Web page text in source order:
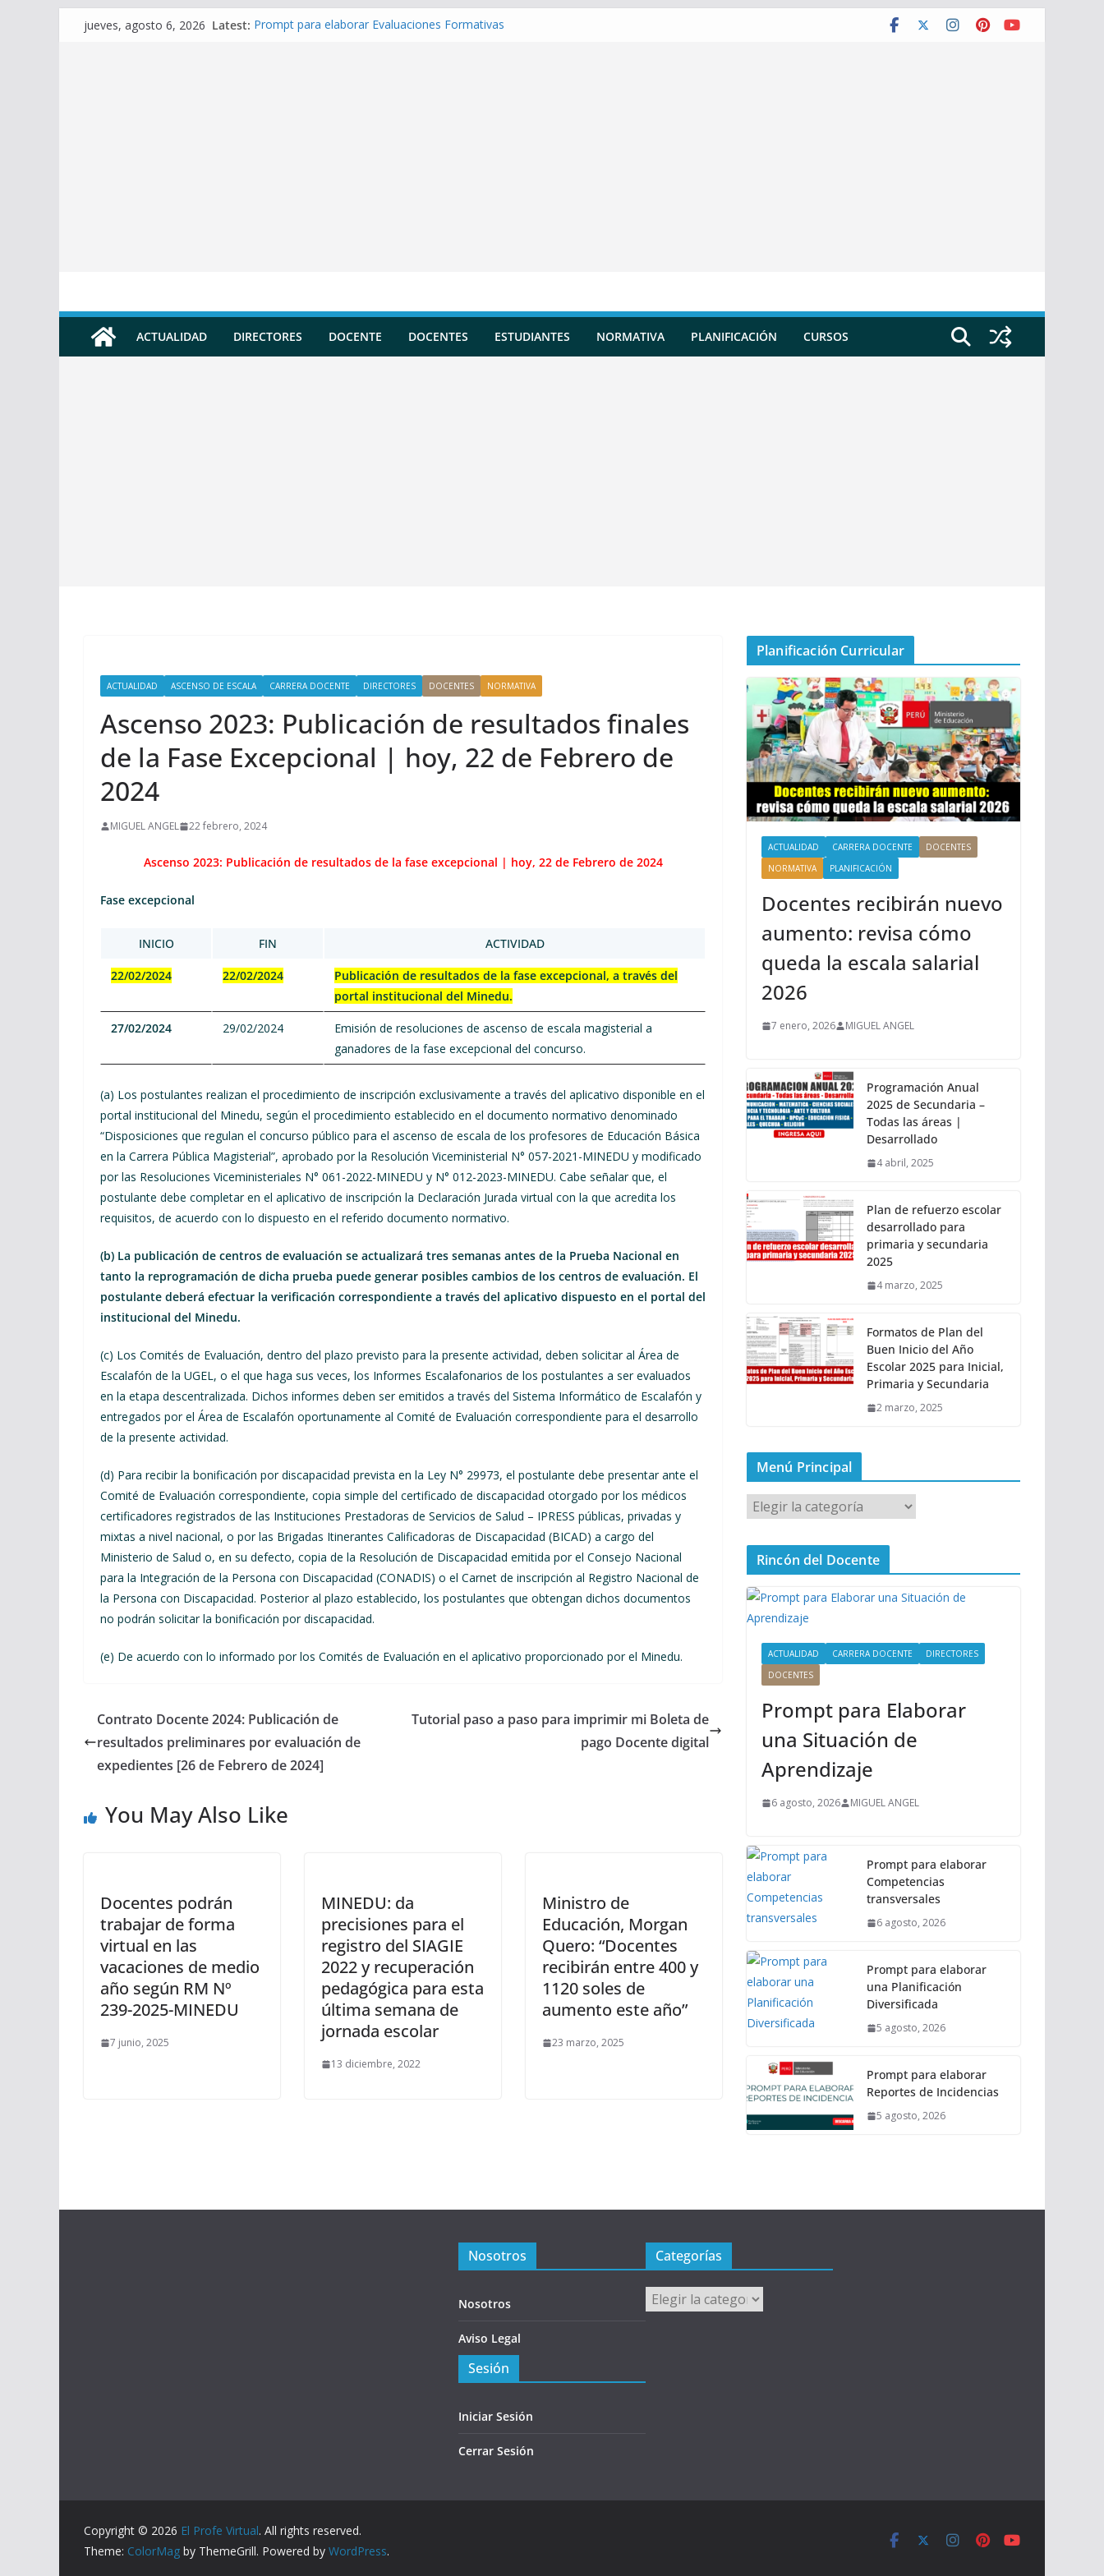
jueves, agosto 6, 2026 Latest: Prompt para elaborar Evaluaciones Formativas
ACTUALIDAD DIRECTORES DOCENTE DOCENTES ESTUDIANTES NORMATIVA PLANIFICACIÓN CURSOS
ACTUALIDAD ASCENSO DE ESCALA CARRERA DOCENTE DIRECTORES DOCENTES NORMATIVA
Ascenso 2023: Publicación de resultados finales
de la Fase Excepcional | hoy, 22 de Febrero de
2024
MIGUEL ANGEL 22 febrero, 2024
Ascenso 2023: Publicación de resultados de la fase excepcional | hoy, 22 de Febrero de 2024
Fase excepcional
INICIO FIN ACTIVIDAD
22/02/2024 22/02/2024
Publicación de resultados de la fase excepcional, a través del
portal institucional del Minedu.
27/02/2024 29/02/2024
Emisión de resoluciones de ascenso de escala magisterial a
ganadores de la fase excepcional del concurso.
(a) Los postulantes realizan el procedimiento de inscripción exclusivamente a través del aplicativo disponible en el
portal institucional del Minedu, según el procedimiento establecido en el documento normativo denominado
“Disposiciones que regulan el concurso público para el ascenso de escala de los profesores de Educación Básica
en la Carrera Pública Magisterial”, aprobado por la Resolución Viceministerial N° 057-2021-MINEDU y modificado
por las Resoluciones Viceministeriales N° 061-2022-MINEDU y N° 012-2023-MINEDU. Cabe señalar que, el
postulante debe completar en el aplicativo de inscripción la Declaración Jurada virtual con la que acredita los
requisitos, de acuerdo con lo dispuesto en el referido documento normativo.
(b) La publicación de centros de evaluación se actualizará tres semanas antes de la Prueba Nacional en
tanto la reprogramación de dicha prueba puede generar posibles cambios de los centros de evaluación. El
postulante deberá efectuar la verificación correspondiente a través del aplicativo dispuesto en el portal del
institucional del Minedu.
(c) Los Comités de Evaluación, dentro del plazo previsto para la presente actividad, deben solicitar al Área de
Escalafón de la UGEL, o el que haga sus veces, los Informes Escalafonarios de los postulantes a ser evaluados
en la etapa descentralizada. Dichos informes deben ser emitidos a través del Sistema Informático de Escalafón y
entregados por el Área de Escalafón oportunamente al Comité de Evaluación correspondiente para el desarrollo
de la presente actividad.
(d) Para recibir la bonificación por discapacidad prevista en la Ley N° 29973, el postulante debe presentar ante el
Comité de Evaluación correspondiente, copia simple del certificado de discapacidad otorgado por los médicos
certificadores registrados de las Instituciones Prestadoras de Servicios de Salud – IPRESS públicas, privadas y
mixtas a nivel nacional, o por las Brigadas Itinerantes Calificadoras de Discapacidad (BICAD) a cargo del
Ministerio de Salud o, en su defecto, copia de la Resolución de Discapacidad emitida por el Consejo Nacional
para la Integración de la Persona con Discapacidad (CONADIS) o el Carnet de inscripción al Registro Nacional de
la Persona con Discapacidad. Posterior al plazo establecido, los postulantes que obtengan dichos documentos
no podrán solicitar la bonificación por discapacidad.
(e) De acuerdo con lo informado por los Comités de Evaluación en el aplicativo proporcionado por el Minedu.
Contrato Docente 2024: Publicación de
resultados preliminares por evaluación de
expedientes [26 de Febrero de 2024]
Tutorial paso a paso para imprimir mi Boleta de
pago Docente digital
You May Also Like
Docentes podrán
trabajar de forma
virtual en las
vacaciones de medio
año según RM Nº
239-2025-MINEDU
7 junio, 2025
MINEDU: da
precisiones para el
registro del SIAGIE
2022 y recuperación
pedagógica para esta
última semana de
jornada escolar
13 diciembre, 2022
Ministro de
Educación, Morgan
Quero: “Docentes
recibirán entre 400 y
1120 soles de
aumento este año”
23 marzo, 2025
Planificación Curricular
ACTUALIDAD CARRERA DOCENTE
DOCENTES
NORMATIVA
PLANIFICACIÓN
Docentes recibirán nuevo
aumento: revisa cómo
queda la escala salarial
2026
7 enero, 2026 MIGUEL ANGEL
Programación Anual
2025 de Secundaria –
Todas las áreas |
Desarrollado
4 abril, 2025
Plan de refuerzo escolar
desarrollado para
primaria y secundaria
2025
4 marzo, 2025
Formatos de Plan del
Buen Inicio del Año
Escolar 2025 para Inicial,
Primaria y Secundaria
2 marzo, 2025
Menú Principal
M
e
n
P
i
Rincón del Docente
ACTUALIDAD CARRERA DOCENTE
DIRECTORES
DOCENTES
Prompt para Elaborar
una Situación de
Aprendizaje
6 agosto, 2026 MIGUEL ANGEL
Prompt para elaborar
Competencias
transversales
6 agosto, 2026
Prompt para elaborar
una Planificación
Diversificada
5 agosto, 2026
Prompt para elaborar
Reportes de Incidencias
5 agosto, 2026
Nosotros
Nosotros
Aviso Legal
Sesión
Iniciar Sesión
Cerrar Sesión
Categorías
Categorías
Copyright © 2026 El Profe Virtual. All rights reserved.
Theme: ColorMag by ThemeGrill. Powered by WordPress.